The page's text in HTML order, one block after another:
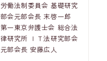
労働法制委員会 基礎研究
部会元部会長 末啓一郎
第一東京弁護士会 総合法
律研究所 ＩＴ法研究部会
元部会長 安藤広人